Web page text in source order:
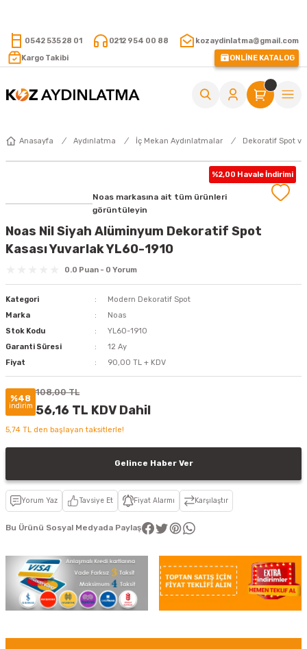
0542 535 28 01 0212 954 00 88
kozaydinlatma@gmail.com
Kargo Takibi
ONLİNE KATALOG
Anasayfa Aydınlatma İç Mekan Aydınlatmalar Dekoratif Spot
%2,00 Havale İndirimi
Noas markasına ait tüm ürünleri
görüntüleyin
Noas Nil Siyah Alüminyum Dekoratif Spot
Kasası Yuvarlak YL60-1910
0.0 Puan - 0 Yorum
Kategori
Modern Dekoratif Spot
Marka
Noas
Stok Kodu
YL60-1910
Garanti Süresi
12 Ay
Fiyat
90,00 TL + KDV
%48
indirim
108,00 TL
56,16 TL KDV Dahil
5,74 TL den başlayan taksitlerle!
Gelince Haber Ver
Yorum Yaz Tavsiye Et Fiyat Alarmı Karşılaştır
Bu Ürünü Sosyal Medyada Paylaş